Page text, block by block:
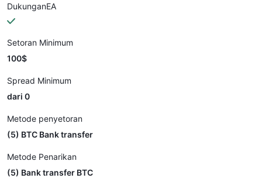
DukunganEA
Setoran Minimum
100$
Spread Minimum
dari 0
Metode penyetoran
(5) BTC Bank transfer
Metode Penarikan
(5) Bank transfer BTC